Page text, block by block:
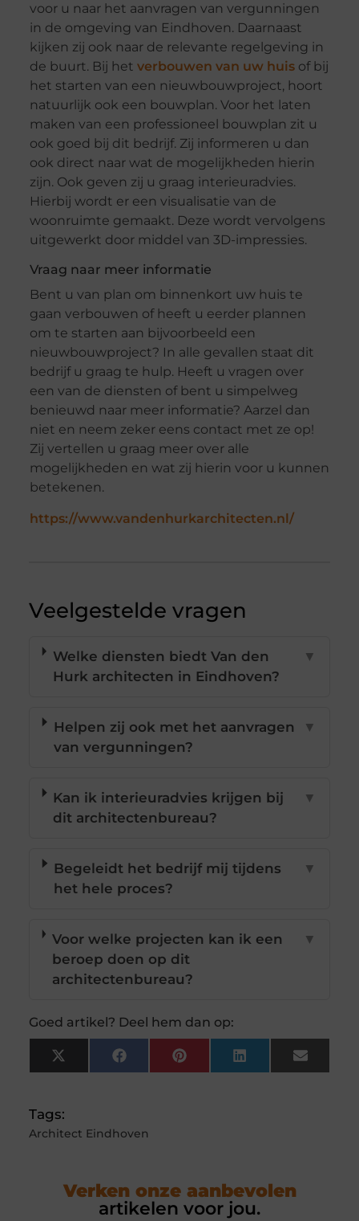
voor u naar het aanvragen van vergunningen
in de omgeving van Eindhoven. Daarnaast
kijken zij ook naar de relevante regelgeving in
de buurt. Bij het verbouwen van uw huisof bij
het starten van een nieuwbouwproject, hoort
natuurlijk ook een bouwplan. Voor het laten
maken van een professioneel bouwplan zit u
ook goed bij dit bedrijf. Zij informeren u dan
ook direct naar wat de mogelijkheden hierin
zijn. Ook geven zij u graag interieuradvies.
Hierbij wordt er een visualisatie van de
woonruimte gemaakt. Deze wordt vervolgens
uitgewerkt door middel van 3D-impressies.
Vraag naar meer informatie
Bent u van plan om binnenkort uw huis te
gaan verbouwen of heeft u eerder plannen
om te starten aan bijvoorbeeld een
nieuwbouwproject? In alle gevallen staat dit
bedrijf u graag te hulp. Heeft u vragen over
een van de diensten of bent u simpelweg
benieuwd naar meer informatie? Aarzel dan
niet en neem zeker eens contact met ze op!
Zij vertellen u graag meer over alle
mogelijkheden en wat zij hierin voor u kunnen
betekenen.
https://www.vandenhurkarchitecten.nl/
Veelgestelde vragen
Welke diensten biedt Van den
Hurk architecten in Eindhoven?
▼
Helpen zij ook met het aanvragen
van vergunningen?
▼
Kan ik interieuradvies krijgen bij
dit architectenbureau?
▼
Begeleidt het bedrijf mij tijdens
het hele proces?
▼
Voor welke projecten kan ik een
beroep doen op dit
architectenbureau?
▼
Goed artikel? Deel hem dan op:
X
(Twitter)
FacebookPinterestLinkedInEmail
Tags:
Architect Eindhoven
Verken onze aanbevolen
artikelen voor jou.